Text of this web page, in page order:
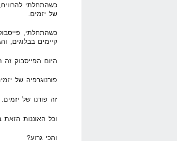
כשהתחלתי
של יזמים.
כשהתחלתי,
קיימים בבלוגים,
היום הפייסבוק זה
פורנוגרפיה של
זה פורנו של יזמים.
וכל האוננות הזאת
והכי גרוע?